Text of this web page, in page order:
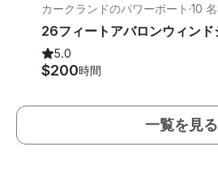
カークランドのパワーボート ·10
5.0
$200時間
一覧を見る